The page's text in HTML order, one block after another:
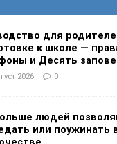
для
к школе —
и Десять
2026 0
людей
или поужинать